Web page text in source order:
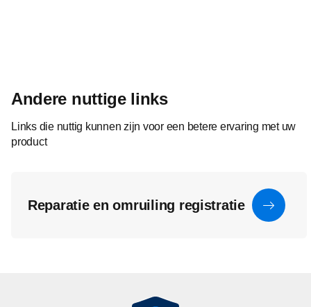
Andere nuttige links
Links die nuttig kunnen zijn voor een betere ervaring met uw
product
Reparatie en omruiling registratie